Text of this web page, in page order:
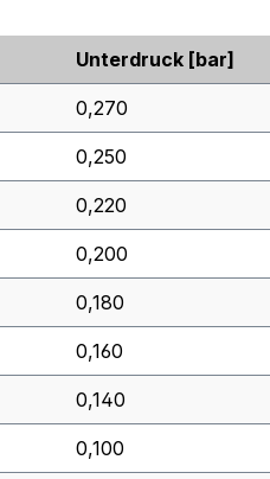
Unterdruck [bar]
0,270
0,250
0,220
0,200
0,180
0,160
0,140
0,100